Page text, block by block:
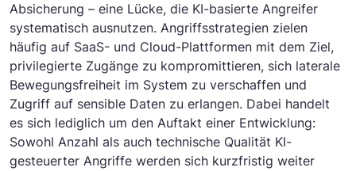
Absicherung – eine Lücke, die KI-basierte Angreifer
systematisch ausnutzen. Angriffsstrategien zielen
häufig auf SaaS- und Cloud-Plattformen mit dem Ziel,
privilegierte Zugänge zu kompromittieren, sich laterale
Bewegungsfreiheit im System zu verschaffen und
Zugriff auf sensible Daten zu erlangen. Dabei handelt
es sich lediglich um den Auftakt einer Entwicklung:
Sowohl Anzahl als auch technische Qualität KI-
gesteuerter Angriffe werden sich kurzfristig weiter